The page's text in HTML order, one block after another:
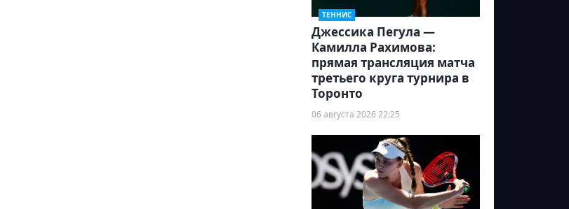
ТЕННИС
Джессика Пегула —
Камилла Рахимова:
прямая трансляция матча
третьего круга турнира в
Торонто
06 августа 2026 22:25